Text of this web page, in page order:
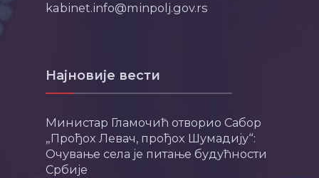
kabinet.info@minpolj.gov.rs
Најновије вести
Министар Гламочић отворио Сабор
„Прођох Левач, прођох Шумадију“:
Очување села је питање будућности
Србије